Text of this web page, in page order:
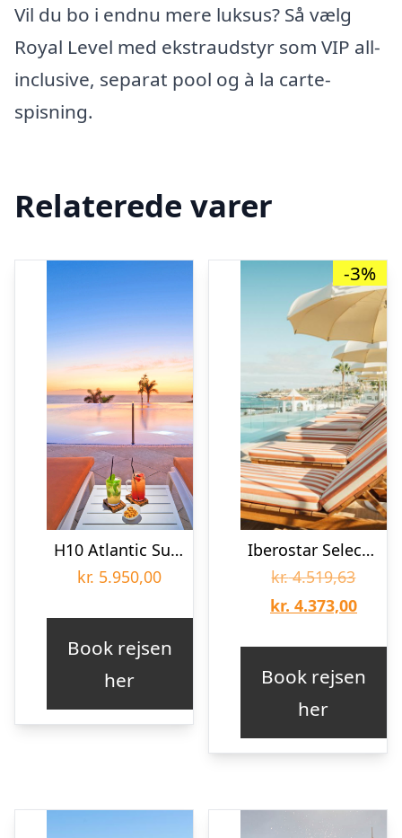
Vil du bo i endnu mere luksus? Så vælg
Royal Level med ekstraudstyr som VIP all-
inclusive, separat pool og à la carte-
spisning.
Relaterede varer
H10 Atlantic Sunset Horizons Collection
kr. 5.950,00
Book rejsen
her
-3%
Iberostar Selection Sábila – voksenhotel
kr.4.519,63Den
kr.
kr. 4.373,00Den
er:
Book rejsen
her